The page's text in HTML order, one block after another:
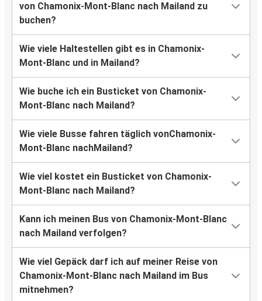
von Chamonix-Mont-Blanc nach Mailand zu
buchen?
Wie viele Haltestellen gibt es in Chamonix-
Mont-Blanc und in Mailand?
Wie buche ich ein Busticket von Chamonix-
Mont-Blanc nach Mailand?
Wie viele Busse fahren täglich vonChamonix-
Mont-Blanc nachMailand?
Wie viel kostet ein Busticket von Chamonix-
Mont-Blanc nach Mailand?
Kann ich meinen Bus von Chamonix-Mont-Blanc
nach Mailand verfolgen?
Wie viel Gepäck darf ich auf meiner Reise von
Chamonix-Mont-Blanc nach Mailand im Bus
mitnehmen?